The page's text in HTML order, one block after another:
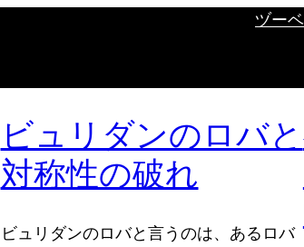
ヅー
ビュリダンのロバと
対称性の破れ
ビュリダンのロバと言うのは、あるロバ